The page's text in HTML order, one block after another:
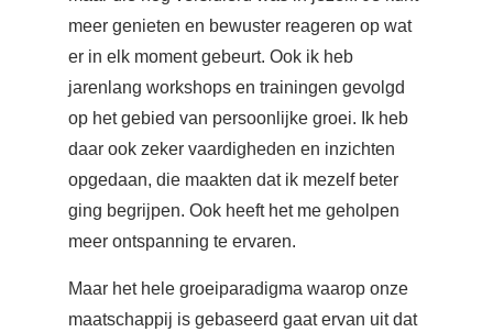
meer genieten en bewuster reageren op wat
er in elk moment gebeurt. Ook ik heb
jarenlang workshops en trainingen gevolgd
op het gebied van persoonlijke groei. Ik heb
daar ook zeker vaardigheden en inzichten
opgedaan, die maakten dat ik mezelf beter
ging begrijpen. Ook heeft het me geholpen
meer ontspanning te ervaren.
Maar het hele groeiparadigma waarop onze
maatschappij is gebaseerd gaat ervan uit dat